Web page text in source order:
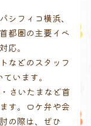
シフィコ横浜、
都圏の主要イベ
応。
などのスタッフ
います。
さいたまなど首
す。ロケ弁や会
の際は、ぜひ